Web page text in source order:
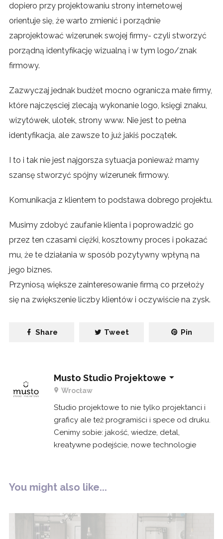
dopiero przy projektowaniu strony internetowej
orientuje się, że warto zmienić i porządnie
zaprojektować wizerunek swojej firmy- czyli stworzyć
porządną identyfikację wizualną i w tym logo/znak
firmowy.
Zazwyczaj jednak budżet mocno ogranicza małe firmy,
które najczęsciej zlecają wykonanie logo, księgi znaku,
wizytówek, ulotek, strony www. Nie jest to pełna
identyfikacja, ale zawsze to już jakiś początek.
I to i tak nie jest najgorsza sytuacja ponieważ mamy
szansę stworzyć spójny wizerunek firmowy.
Komunikacja z klientem to podstawa dobrego projektu.
Musimy zdobyć zaufanie klienta i poprowadzić go
przez ten czasami ciężki, kosztowny proces i pokazać
mu, że te działania w sposób pozytywny wpłyną na
jego biznes.
Przyniosą większe zainteresowanie firmą co przełoży
się na zwiększenie liczby klientów i oczywiście na zysk.
Share Tweet Pin
Musto Studio Projektowe
Wrocław
Studio projektowe to nie tylko projektanci i
graficy ale też programiści i spece od druku.
Cenimy sobie: jakość, wiedze, detal,
kreatywne podejście, nowe technologie
You might also like...